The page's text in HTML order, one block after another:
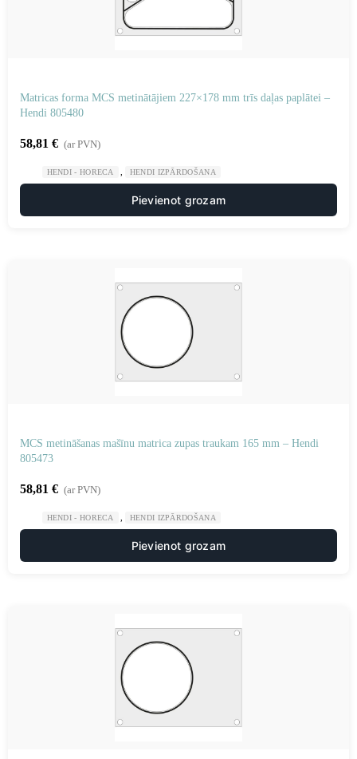
Matricas forma MCS metinātājiem 227×178 mm trīs daļas paplātei –
Hendi 805480
58,81 € (ar PVN)
HENDI - HORECA HENDI IZPĀRDOŠANA
Pievienot grozam
MCS metināšanas mašīnu matrica zupas traukam 165 mm – Hendi
805473
58,81 € (ar PVN)
HENDI - HORECA HENDI IZPĀRDOŠANA
Pievienot grozam